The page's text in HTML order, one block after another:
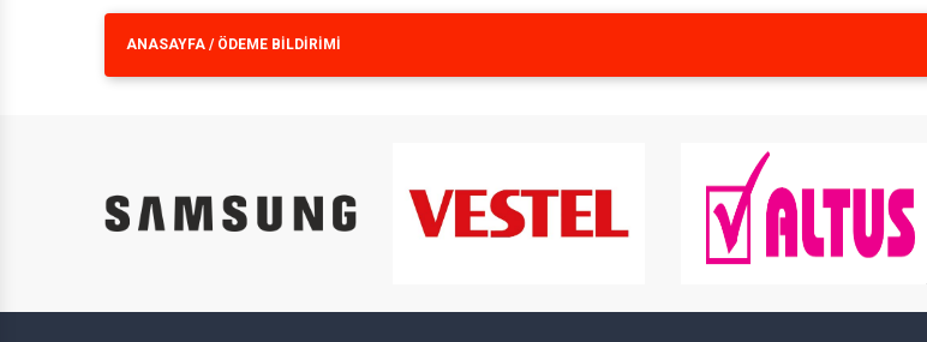
ANASAYFA / ÖDEME BILDIRIMI